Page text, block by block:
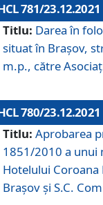
781/23.12.2021
Titlu: Darea în
situat în Braşov,
m.p., către
780/23.12.2021
Titlu: Aprobarea
1851/2010 a unui
Hotelului
Braşov şi S.C.